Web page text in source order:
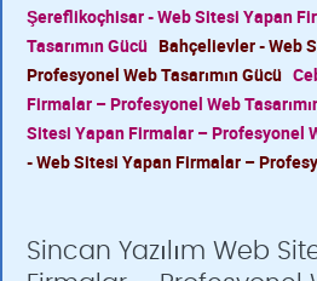
Şereflikoçhisar - Web Sitesi Yapan
Tasarımın Gücü Bahçelievler - Web
Profesyonel Web Tasarımın Gücü
Firmalar – Profesyonel Web
Sitesi Yapan Firmalar – Profesyonel
- Web Sitesi Yapan Firmalar –
Sincan Yazılım Web